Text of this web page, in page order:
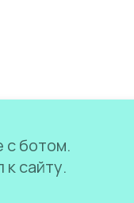
с ботом.
сайту.